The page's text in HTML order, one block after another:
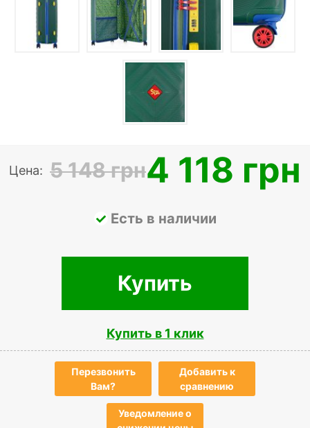
Цена: 5 148 грн4 118 грн
Есть в наличии
Купить
Купить в 1 клик
Перезвонить
Вам?
Добавить к
сравнению
Уведомление о